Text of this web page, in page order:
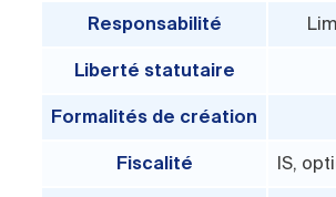
Responsabilité
Liberté statutaire
Formalités de création
Fiscalité
IS,